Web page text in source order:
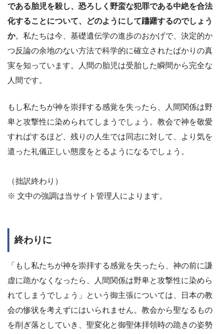
である胎児を殺し、恐ろしく野蛮な犯罪である中絶を合法
化することについて、どのようにして躊躇するのでしょう
か。私たちは今、基礎遺伝学の進歩のおかげで、決定的か
つ反論の余地のない方法で科学的に確立されたばかりの真
実を知っています。人間の胎児は受胎した瞬間から完全な
人間です。
もし私たちが神を崇拝する感覚を失ったら、人間関係は野
卑と攻撃性に染められてしまうでしょう。教会で神を敬愛
すればするほど、残りの人生では同志に対して、より気を
遣った礼儀正しい態度をとるようになるでしょう。
（拙訳終わり）
※ 文中の強調は当サイト管理人によります。
終わりに
「もし私たちが神を崇拝する感覚を失ったら、神の前に謙
虚に跪かなくなったら、人間関係は野卑と攻撃性に染めら
れてしまうでしょう」という御主張については、日本の教
会の惨状を考えずにはいられません。教会から聖なるもの
を削ぎ落としていき、聖変化と御聖体拝領時の跪きの姿勢